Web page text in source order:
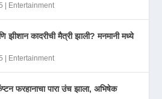
Entertainment
कादरीची मैत्री झाली? मनमानी मध्ये
Entertainment
फरहानाचा पारा उंच झाला, अभिषेक